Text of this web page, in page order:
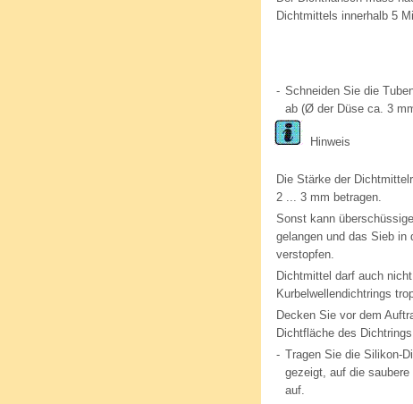
Dichtmittels innerhalb 5
- Schneiden Sie die
ab (Ø der Düse ca. 3
Hinweis
Die Stärke der
2 ... 3 mm betragen.
Sonst kann
gelangen und das Sieb in
verstopfen.
Dichtmittel darf auch
Kurbelwellendichtrings
Decken Sie vor dem
Dichtfläche des
- Tragen Sie die Silikon-
gezeigt, auf die
auf.